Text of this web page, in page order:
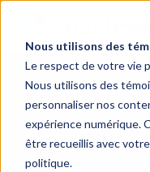
Nous utilisons des
Le respect de votre vie
Nous utilisons des
personnaliser nos
expérience numérique.
être recueillis avec
politique.
Arctic